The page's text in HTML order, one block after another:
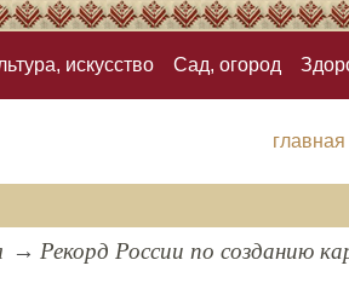
искусство Сад, огород
главная
Рекорд России по созданию